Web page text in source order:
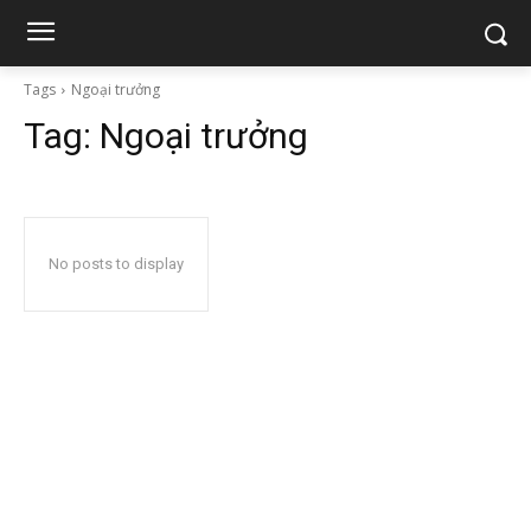
Tags Ngoại trưởng
Tag: Ngoại trưởng
No posts to display